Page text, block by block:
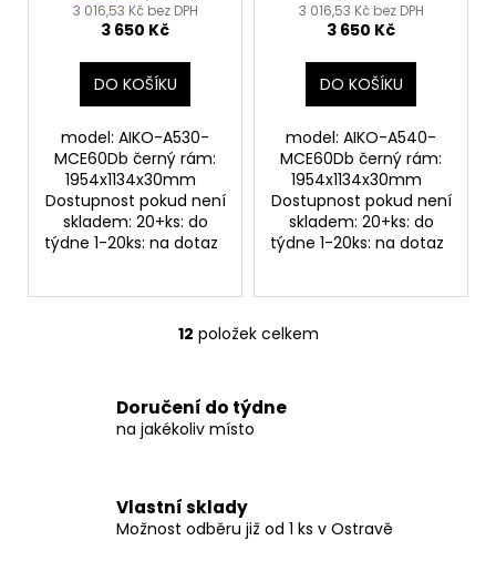
3 016,53 Kč bez DPH
3 650 Kč
DO KOŠÍKU
model: AIKO-A530-
MCE60Db černý rám:
1954x1134x30mm
Dostupnost pokud není
skladem: 20+ks: do
týdne 1-20ks: na dotaz
3 016,53 Kč bez DPH
3 650 Kč
DO KOŠÍKU
model: AIKO-A540-
MCE60Db černý rám:
1954x1134x30mm
Dostupnost pokud není
skladem: 20+ks: do
týdne 1-20ks: na dotaz
O
l
á
d
í
p
12 položek celkem
Doručení do týdne
na jakékoliv místo
Vlastní sklady
Možnost odběru již od 1 ks v Ostravě